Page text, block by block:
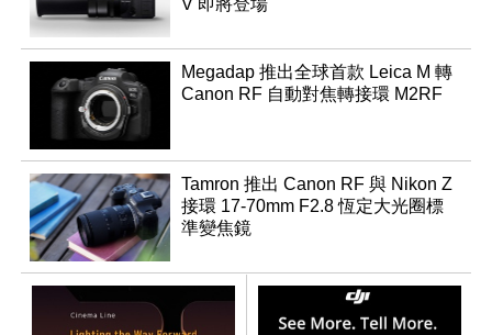
V 即將登場
Megadap 推出全球首款 Leica M 轉
Canon RF 自動對焦轉接環 M2RF
Tamron 推出 Canon RF 與 Nikon Z
接環 17-70mm F2.8 恆定大光圈標
準變焦鏡